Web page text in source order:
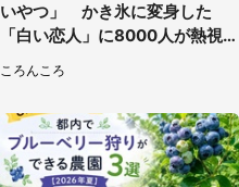
いやつ」 かき氷に変身した
「白い恋人」に8000人が熱視
ころんころ